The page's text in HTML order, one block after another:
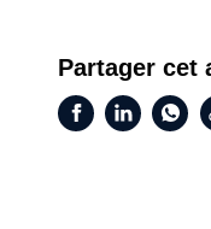
Partager cet
Facebook
LinkedIn
de